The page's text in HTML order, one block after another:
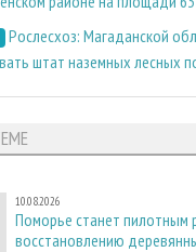
Рослесхоз: Магаданской
штат наземных лесных
10.08.2026
Поморье станет пилотным
восстановлению